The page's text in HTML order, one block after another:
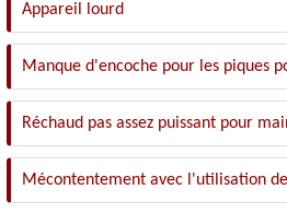
Appareil lourd
Manque d'encoche pour les piques
Réchaud pas assez puissant pour
Mécontentement avec l'utilisation